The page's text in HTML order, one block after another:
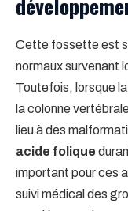
Cette fossette est
normaux survenant
Toutefois, lorsque
la colonne
lieu à des
acide folique
important pour ces
suivi médical des